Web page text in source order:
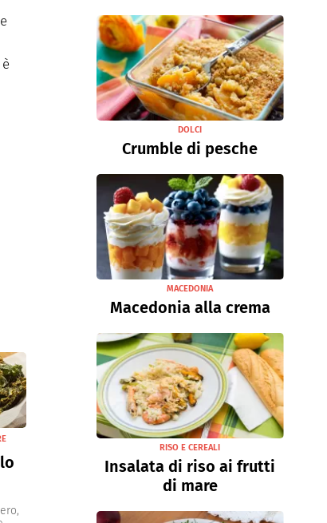
DOLCI
Crumble di pesche
MACEDONIA
Macedonia alla crema
RISO E CEREALI
Insalata di riso ai frutti
di mare